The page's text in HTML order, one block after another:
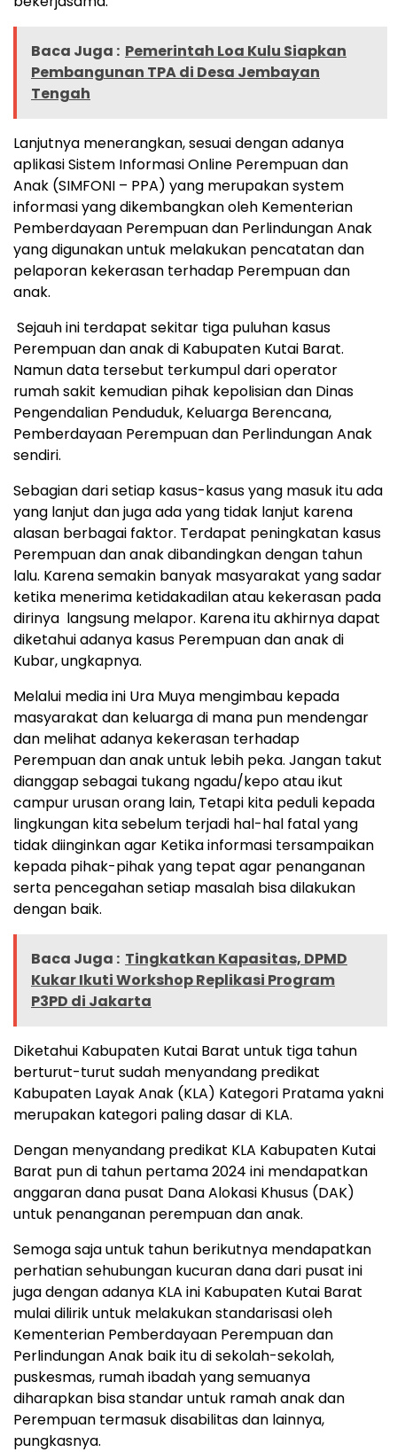
Baca Juga : Pemerintah Loa Kulu Siapkan
Pembangunan TPA di Desa Jembayan
Tengah
Lanjutnya menerangkan, sesuai dengan adanya
aplikasi Sistem Informasi Online Perempuan dan
Anak (SIMFONI – PPA) yang merupakan system
informasi yang dikembangkan oleh Kementerian
Pemberdayaan Perempuan dan Perlindungan Anak
yang digunakan untuk melakukan pencatatan dan
pelaporan kekerasan terhadap Perempuan dan
anak.
Sejauh ini terdapat sekitar tiga puluhan kasus
Perempuan dan anak di Kabupaten Kutai Barat.
Namun data tersebut terkumpul dari operator
rumah sakit kemudian pihak kepolisian dan Dinas
Pengendalian Penduduk, Keluarga Berencana,
Pemberdayaan Perempuan dan Perlindungan Anak
sendiri.
Sebagian dari setiap kasus-kasus yang masuk itu ada
yang lanjut dan juga ada yang tidak lanjut karena
alasan berbagai faktor. Terdapat peningkatan kasus
Perempuan dan anak dibandingkan dengan tahun
lalu. Karena semakin banyak masyarakat yang sadar
ketika menerima ketidakadilan atau kekerasan pada
dirinya langsung melapor. Karena itu akhirnya dapat
diketahui adanya kasus Perempuan dan anak di
Kubar, ungkapnya.
Melalui media ini Ura Muya mengimbau kepada
masyarakat dan keluarga di mana pun mendengar
dan melihat adanya kekerasan terhadap
Perempuan dan anak untuk lebih peka. Jangan takut
dianggap sebagai tukang ngadu/kepo atau ikut
campur urusan orang lain, Tetapi kita peduli kepada
lingkungan kita sebelum terjadi hal-hal fatal yang
tidak diinginkan agar Ketika informasi tersampaikan
kepada pihak-pihak yang tepat agar penanganan
serta pencegahan setiap masalah bisa dilakukan
dengan baik.
Baca Juga : Tingkatkan Kapasitas, DPMD
Kukar Ikuti Workshop Replikasi Program
P3PD di Jakarta
Diketahui Kabupaten Kutai Barat untuk tiga tahun
berturut-turut sudah menyandang predikat
Kabupaten Layak Anak (KLA) Kategori Pratama yakni
merupakan kategori paling dasar di KLA.
Dengan menyandang predikat KLA Kabupaten Kutai
Barat pun di tahun pertama 2024 ini mendapatkan
anggaran dana pusat Dana Alokasi Khusus (DAK)
untuk penanganan perempuan dan anak.
Semoga saja untuk tahun berikutnya mendapatkan
perhatian sehubungan kucuran dana dari pusat ini
juga dengan adanya KLA ini Kabupaten Kutai Barat
mulai dilirik untuk melakukan standarisasi oleh
Kementerian Pemberdayaan Perempuan dan
Perlindungan Anak baik itu di sekolah-sekolah,
puskesmas, rumah ibadah yang semuanya
diharapkan bisa standar untuk ramah anak dan
Perempuan termasuk disabilitas dan lainnya,
pungkasnya.